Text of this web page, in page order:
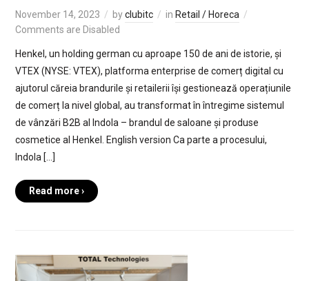
November 14, 2023 byclubitc in Retail / Horeca
Comments are Disabled
Henkel, un holding german cu aproape 150 de ani de istorie, și
VTEX (NYSE: VTEX), platforma enterprise de comerț digital cu
ajutorul căreia brandurile și retailerii își gestionează operațiunile
de comerț la nivel global, au transformat în întregime sistemul
de vânzări B2B al Indola – brandul de saloane și produse
cosmetice al Henkel. English version Ca parte a procesului,
Indola […]
Read more ›